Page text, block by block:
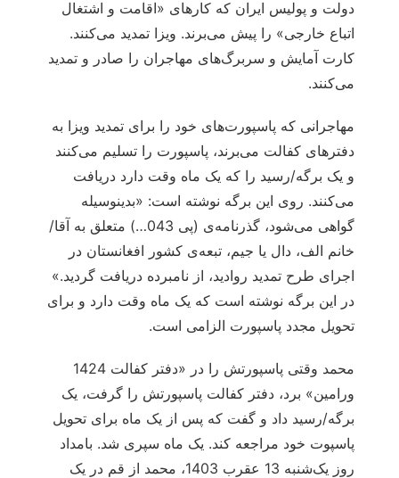
دولت و پولیس ایران که کارهای «اقامت و اشتغال
اتباع خارجی» را پیش می‌برند. ویزا تمدید می‌کنند.
کارت آمایش و سربرگ‌های مهاجران را صادر و تمدید
می‌کنند.
مهاجرانی که پاسپورت‌های خود را برای تمدید ویزا به
دفترهای کفالت می‌برند، پاسپورت را تسلیم می‌کنند
و یک برگه/رسید را که یک ماه وقت دارد دریافت
می‌کنند. روی این برگه نوشته است: «بدینوسیله
گواهی می‌شود، گذرنامه‌ی (پی 043…) متعلق به آقا/
خانم الف، دال یا جیم، تبعه‌ی کشور افغانستان در
اجرای طرح تمدید روادید، از نامبرده دریافت گردید.»
در این برگه نوشته است که یک ماه وقت دارد و برای
تحویل مجدد پاسپورت الزامی است.
محمد وقتی پاسپورتش را در «دفتر کفالت 1424
ورامین» برد، دفتر کفالت پاسپورتش را گرفت، یک
برگه/رسید داد و گفت که پس از یک ماه برای تحویل
پاسپوت خود مراجعه کند. یک ماه سپری شد. بامداد
روز یک‌شنبه 13 عقرب 1403، محمد از قم در یک